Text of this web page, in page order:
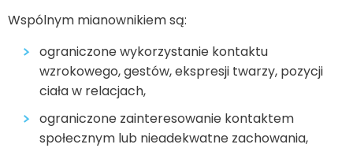
Wspólnym mianownikiem są:
ograniczone wykorzystanie kontaktu
wzrokowego, gestów, ekspresji twarzy, pozycji
ciała w relacjach,
ograniczone zainteresowanie kontaktem
społecznym lub nieadekwatne zachowania,